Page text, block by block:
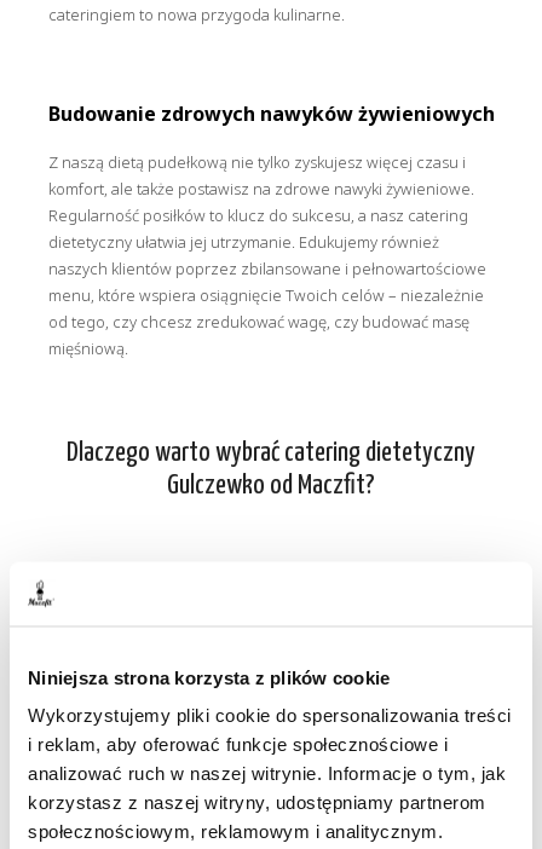
Niniejsza strona korzysta z plików cookie
Wykorzystujemy pliki cookie do spersonalizowania treści
i reklam, aby oferować funkcje społecznościowe i
analizować ruch w naszej witrynie. Informacje o tym, jak
korzystasz z naszej witryny, udostępniamy partnerom
społecznościowym, reklamowym i analitycznym.
cateringiem to nowa przygoda kulinarne.
Budowanie zdrowych nawyków żywieniowych
Z naszą dietą pudełkową nie tylko zyskujesz więcej czasu i
komfort, ale także postawisz na zdrowe nawyki żywieniowe.
Regularność posiłków to klucz do sukcesu, a nasz catering
dietetyczny ułatwia jej utrzymanie. Edukujemy również
naszych klientów poprzez zbilansowane i pełnowartościowe
menu, które wspiera osiągnięcie Twoich celów – niezależnie
od tego, czy chcesz zredukować wagę, czy budować masę
mięśniową.
Dlaczego warto wybrać catering dietetyczny
Gulczewko od Maczfit?
posiłek jest przemyślany, zrównoważony i pełen składników
odżywczych. Smaczne posiłki to nasza specjalność, a
satysfakcja klientów – nasza pasja. Zdrowe jedzenie już nigdy
nie będzie kojarzyć się z nijakim smakiem!